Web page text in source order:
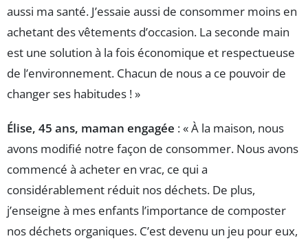
aussi ma santé. J’essaie aussi de consommer moins en
achetant des vêtements d’occasion. La seconde main
est une solution à la fois économique et respectueuse
de l’environnement. Chacun de nous a ce pouvoir de
changer ses habitudes ! »
Élise, 45 ans, maman engagée : « À la maison, nous
avons modifié notre façon de consommer. Nous avons
commencé à acheter en vrac, ce qui a
considérablement réduit nos déchets. De plus,
j’enseigne à mes enfants l’importance de composter
nos déchets organiques. C’est devenu un jeu pour eux,